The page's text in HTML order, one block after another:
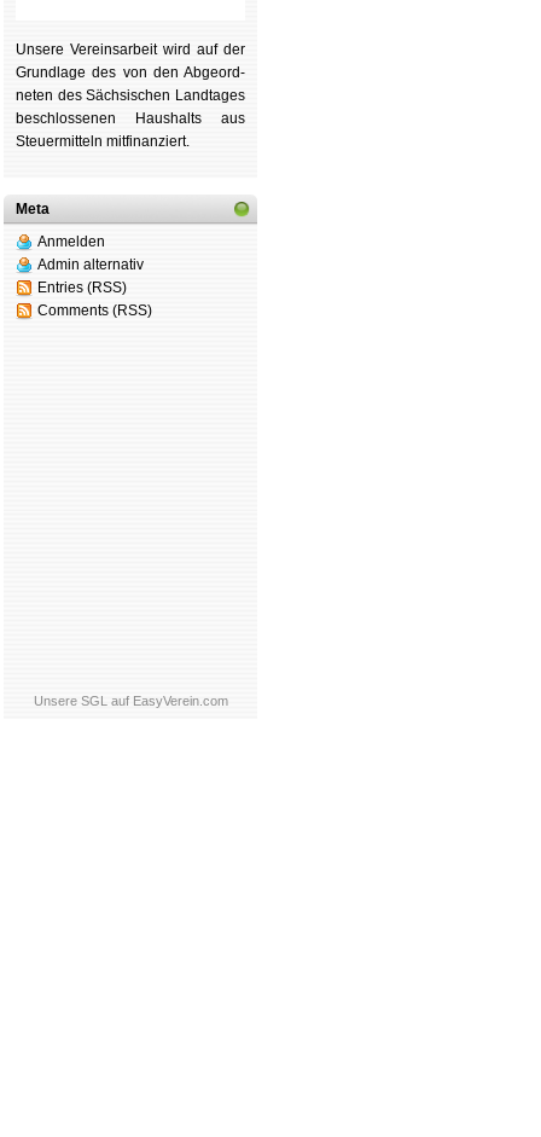
Unsere Ver­eins­ar­beit wird auf der
Grund­lage des von den Ab­ge­ord­
ne­ten des Säch­si­schen Land­tages
be­schlos­se­nen Haus­halts aus
Steu­er­mitteln mit­fi­nan­ziert.
Meta
Anmelden
Admin alternativ
Entries (RSS)
Comments (RSS)
Unsere SGL auf EasyVerein.com